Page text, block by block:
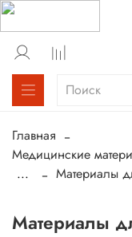
Главная
Медицинские
...
Материалы
Материалы